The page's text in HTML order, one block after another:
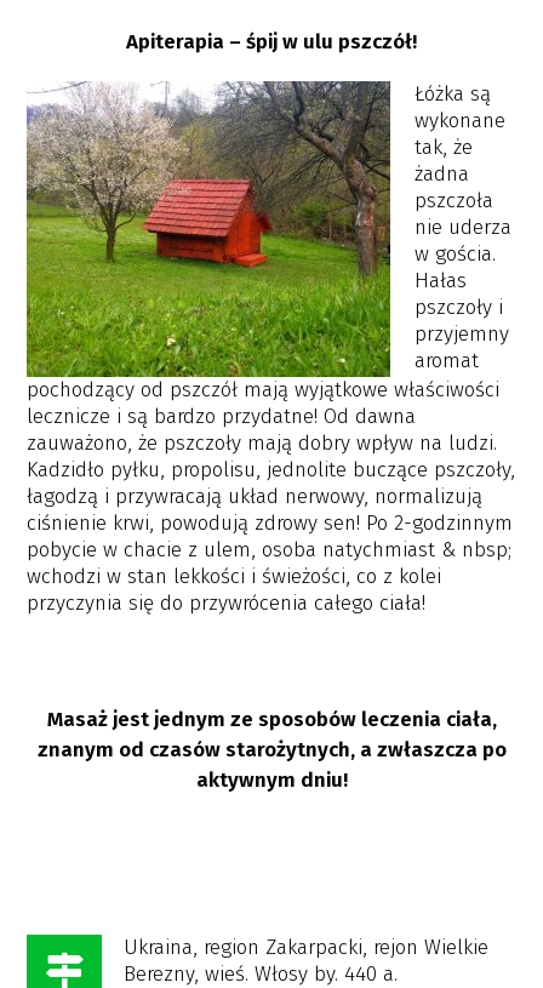
Apiterapia – śpij w ulu pszczół!
Łóżka są
wykonane
tak, że
żadna
pszczoła
nie uderza
w gościa.
Hałas
pszczoły i
przyjemny
aromat
pochodzący od pszczół mają wyjątkowe właściwości
lecznicze i są bardzo przydatne! Od dawna
zauważono, że pszczoły mają dobry wpływ na ludzi.
Kadzidło pyłku, propolisu, jednolite buczące pszczoły,
łagodzą i przywracają układ nerwowy, normalizują
ciśnienie krwi, powodują zdrowy sen! Po 2-godzinnym
pobycie w chacie z ulem, osoba natychmiast & nbsp;
wchodzi w stan lekkości i świeżości, co z kolei
przyczynia się do przywrócenia całego ciała!
Masaż jest jednym ze sposobów leczenia ciała,
znanym od czasów starożytnych, a zwłaszcza po
aktywnym dniu!
Ukraina, region Zakarpacki, rejon Wielkie
Berezny, wieś. Włosy by. 440 a.